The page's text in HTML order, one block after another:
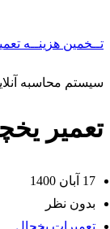
تــخمین هزینــه
سیستم محاسبه
تعمیر
17 آبان 1400
بدون نظر
تعمیرات یخچال